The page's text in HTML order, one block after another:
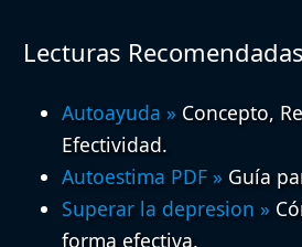
Lecturas Recomendadas
Autoayuda » Concepto,
Efectividad.
Autoestima PDF » Guía
Superar la depresion »
forma efectiva.